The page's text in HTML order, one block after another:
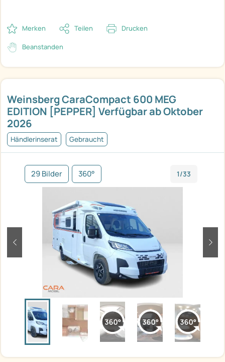
Weinsberg CaraCompact 600 MEG
EDITION [PEPPER] Verfügbar ab Oktober
2026
Händlerinserat Gebraucht
29 Bilder 360° 1/33
zurück
Merken Teilen Drucken
Beanstanden